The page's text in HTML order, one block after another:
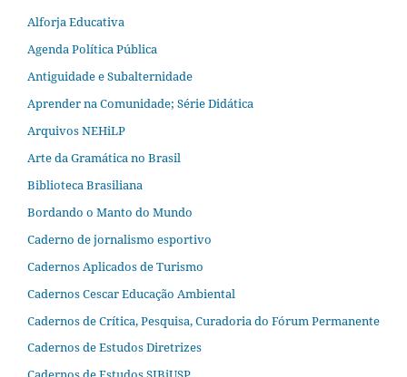
Alforja Educativa
Agenda Política Pública
Antiguidade e Subalternidade
Aprender na Comunidade; Série Didática
Arquivos NEHiLP
Arte da Gramática no Brasil
Biblioteca Brasiliana
Bordando o Manto do Mundo
Caderno de jornalismo esportivo
Cadernos Aplicados de Turismo
Cadernos Cescar Educação Ambiental
Cadernos de Crítica, Pesquisa, Curadoria do Fórum Permanente
Cadernos de Estudos Diretrizes